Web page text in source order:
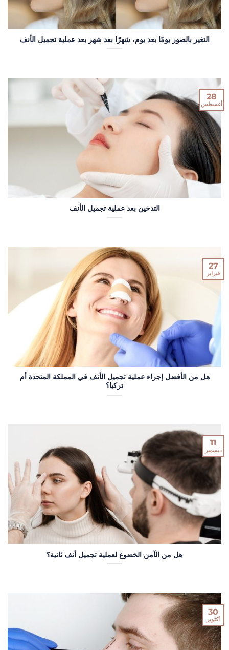
التغير بالصور يومًا بعد يوم، شهرًا بعد شهر بعد عملية تجميل الأنف
التدخين بعد عملية تجميل الأنف
28
أغسطس
هل من الأفضل إجراء عملية تجميل الأنف في المملكة المتحدة أم
تركيا؟
27
فبراير
هل من الآمن الخضوع لعملية تجميل أنف ثانية؟
11
ديسمبر
30
أكتوبر